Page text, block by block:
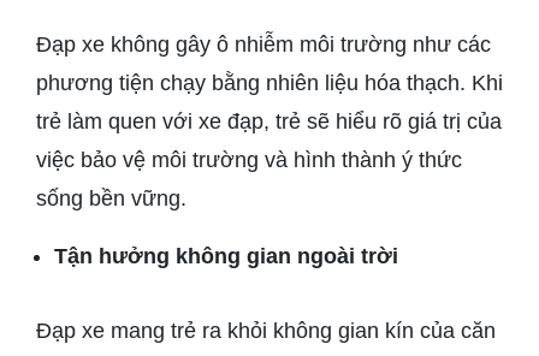
Đạp xe không gây ô nhiễm môi trường như các
phương tiện chạy bằng nhiên liệu hóa thạch. Khi
trẻ làm quen với xe đạp, trẻ sẽ hiểu rõ giá trị của
việc bảo vệ môi trường và hình thành ý thức
sống bền vững.
Tận hưởng không gian ngoài trời
Đạp xe mang trẻ ra khỏi không gian kín của căn